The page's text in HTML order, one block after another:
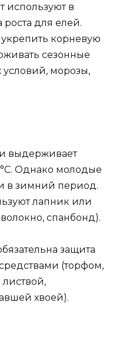
используют в
роста для елей.
корневую
сезонные
морозы,
и выдерживает
Однако молодые
в зимний период.
лапник или
спанбонд).
защита
(торфом,
хвоей).